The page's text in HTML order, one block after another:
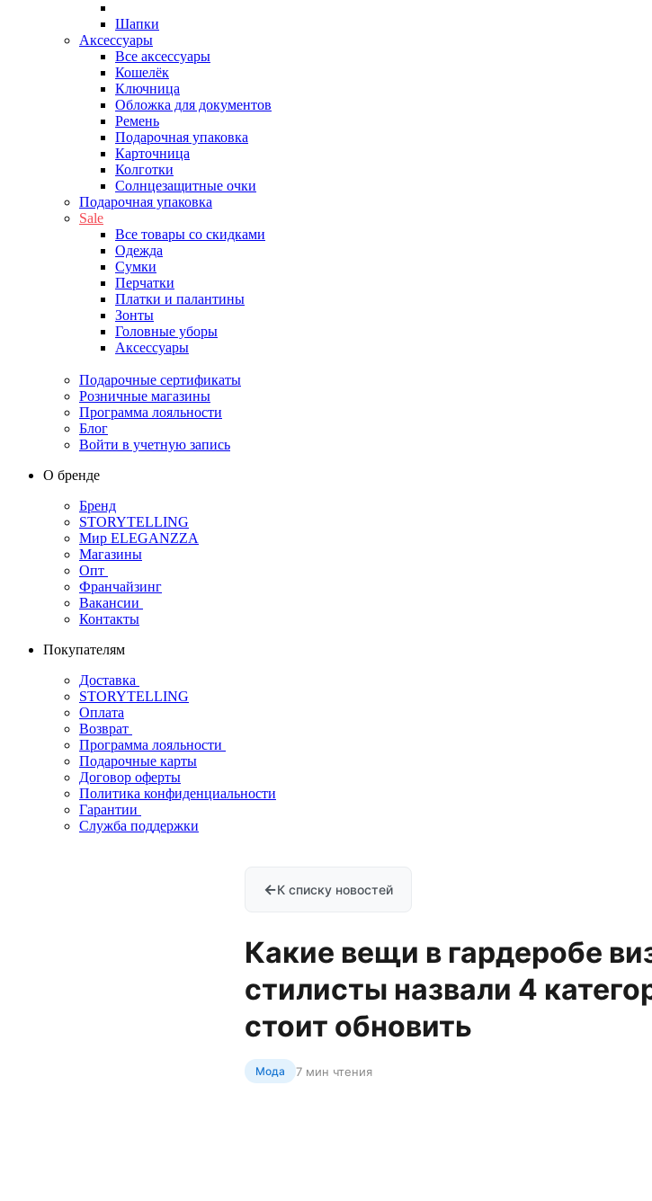
Шапки
Аксессуары
Все aксессуары
Кошелёк
Ключница
Обложка для документов
Ремень
Подарочная упаковка
Карточница
Колготки
Солнцезащитные очки
Подарочная упаковка
Sale
Все товары со скидками
Одежда
Сумки
Перчатки
Платки и палантины
Зонты
Головные уборы
Аксессуары
Подарочные сертификаты
Розничные магазины
Программа лояльности
Блог
Войти в учетную запись
О бренде
Бренд
STORYTELLING
Мир ELEGANZZA
Магазины
Опт
Франчайзинг
Вакансии
Контакты
Покупателям
Доставка
STORYTELLING
Оплата
Возврат
Программа лояльности
Подарочные карты
Договор оферты
Политика конфиденциальности
Гарантии
Служба поддержки
←К списку новостей
Какие вещи в гардеробе
стилисты назвали 4
стоит обновить
Мода 7 мин чтения